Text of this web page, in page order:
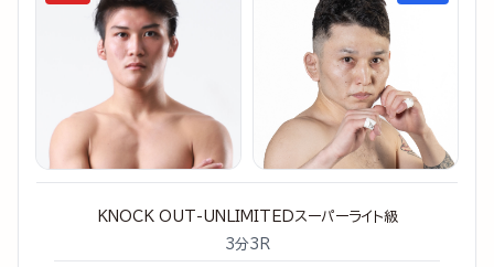
KNOCK OUT-UNLIMITEDスーパーライト級
3分3R